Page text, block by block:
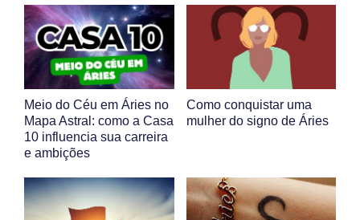
Meio do Céu em Áries no
Mapa Astral: como a Casa
10 influencia sua carreira
e ambições
Como conquistar uma
mulher do signo de Áries